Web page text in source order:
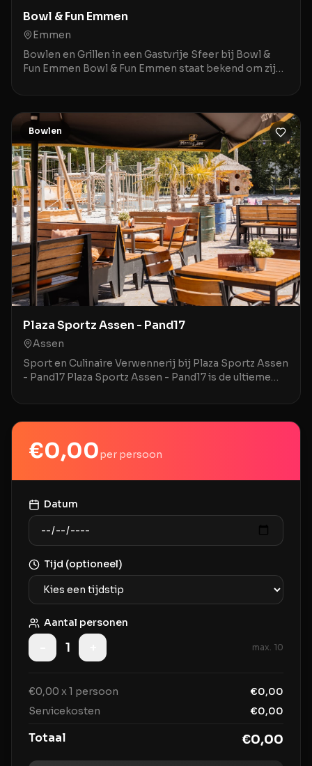
Bowl & Fun Emmen
Emmen
Bowlen en Grillen in een Gastvrije Sfeer bij Bowl &
Fun Emmen Bowl & Fun Emmen staat bekend om zijn
Bowlen
Plaza Sportz Assen - Pand17
Assen
Sport en Culinaire Verwennerij bij Plaza Sportz Assen
- Pand17 Plaza Sportz Assen - Pand17 is de ultieme
€0,00per persoon
Datum
Tijd (optioneel)
Aantal personen
1 max. 10
€0,00 x 1 persoon €0,00
Servicekosten
€0,00
Totaal €0,00